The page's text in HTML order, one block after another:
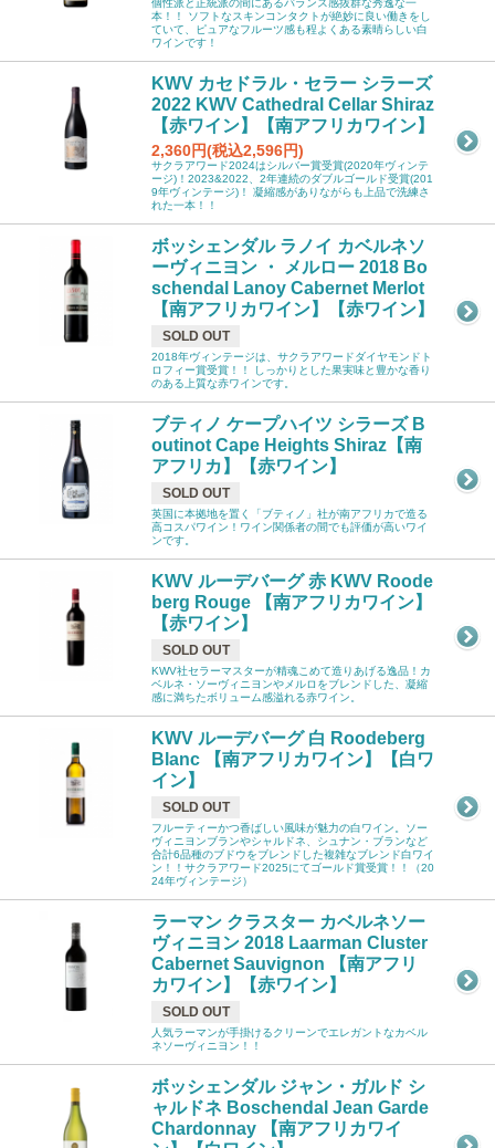
個性派と正統派の間にあるバランス感抜群な秀逸な一
本！！ ソフトなスキンコンタクトが絶妙に良い働きをし
ていて、ピュアなフルーツ感も程よくある素晴らしい白
ワインです！
KWV カセドラル・セラー シラーズ
2022 KWV Cathedral Cellar Shiraz
【赤ワイン】【南アフリカワイン】
2,360円(税込2,596円)
サクラアワード2024はシルバー賞受賞(2020年ヴィンテ
ージ)！2023&2022、2年連続のダブルゴールド受賞(201
9年ヴィンテージ)！ 凝縮感がありながらも上品で洗練さ
れた一本！！
ボッシェンダル ラノイ カベルネソ
ーヴィニヨン ・ メルロー 2018 Bo
schendal Lanoy Cabernet Merlot
【南アフリカワイン】【赤ワイン】
SOLD OUT
2018年ヴィンテージは、サクラアワードダイヤモンドト
ロフィー賞受賞！！ しっかりとした果実味と豊かな香り
のある上質な赤ワインです。
ブティノ ケープハイツ シラーズ B
outinot Cape Heights Shiraz【南
アフリカ】【赤ワイン】
SOLD OUT
英国に本拠地を置く「ブティノ」社が南アフリカで造る
高コスパワイン！ワイン関係者の間でも評価が高いワイ
ンです。
KWV ルーデバーグ 赤 KWV Roode
berg Rouge 【南アフリカワイン】
【赤ワイン】
SOLD OUT
KWV社セラーマスターが精魂こめて造りあげる逸品！カ
ベルネ・ソーヴィニヨンやメルロをブレンドした、凝縮
感に満ちたボリューム感溢れる赤ワイン。
KWV ルーデバーグ 白 Roodeberg
Blanc 【南アフリカワイン】【白ワ
イン】
SOLD OUT
フルーティーかつ香ばしい風味が魅力の白ワイン。ソー
ヴィニヨンブランやシャルドネ、シュナン・ブランなど
合計6品種のブドウをブレンドした複雑なブレンド白ワイ
ン！！サクラアワード2025にてゴールド賞受賞！！（20
24年ヴィンテージ）
ラーマン クラスター カベルネソー
ヴィニヨン 2018 Laarman Cluster
Cabernet Sauvignon 【南アフリ
カワイン】【赤ワイン】
SOLD OUT
人気ラーマンが手掛けるクリーンでエレガントなカベル
ネソーヴィニヨン！！
ボッシェンダル ジャン・ガルド シ
ャルドネ Boschendal Jean Garde
Chardonnay 【南アフリカワイ